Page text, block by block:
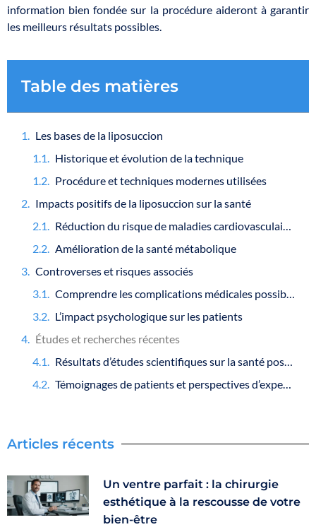
information bien fondée sur la procédure aideront à garantir
les meilleurs résultats possibles.
Table des matières
Les bases de la liposuccion
Historique et évolution de la technique
Procédure et techniques modernes utilisées
Impacts positifs de la liposuccion sur la santé
Amélioration de la santé métabolique
Controverses et risques associés
L’impact psychologique sur les patients
Études et recherches récentes
Articles récents
Un ventre parfait : la chirurgie
esthétique à la rescousse de votre
bien-être